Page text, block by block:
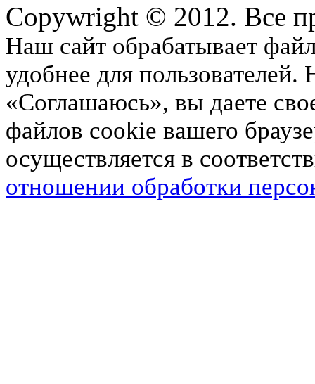
Copywright © 2012. Все
Наш сайт обрабатывает
удобнее для
«Соглашаюсь», вы даете
файлов cookie вашего
осуществляется в
отношении обработки